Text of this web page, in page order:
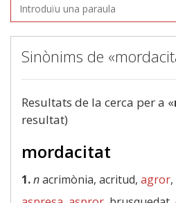
Sinònims de
Resultats de la cerca per a «
resultat)
mordacitat
1.nacrimònia, acritud, agror,